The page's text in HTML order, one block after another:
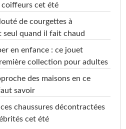
coiffeurs cet été
de courgettes à
seul quand il fait chaud
en enfance : ce jouet
collection pour adultes
des maisons en ce
savoir
chaussures décontractées
cet été